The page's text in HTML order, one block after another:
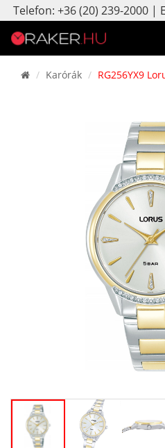
Telefon: +36 (20) 239-2000 |
Karórák RG256YX9